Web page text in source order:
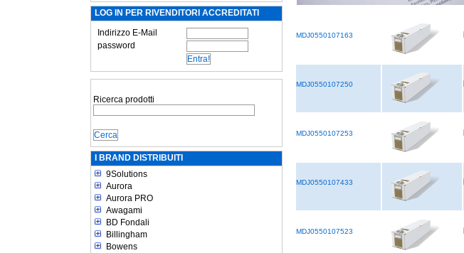
LOG IN PER RIVENDITORI ACCREDITATI
Indirizzo E-Mail
password
Ricerca prodotti
I BRAND DISTRIBUITI
9Solutions
Aurora
Aurora PRO
Awagami
BD Fondali
Billingham
Bowens
MDJ0550107163
MDJ0550107250
MDJ0550107253
MDJ0550107433
MDJ0550107523